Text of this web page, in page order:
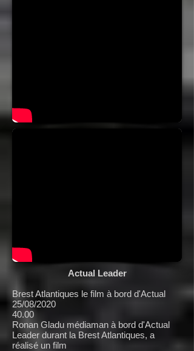
Actual Leader
Brest Atlantiques le film à bord d'Actual
25/08/2020
40.00
Ronan Gladu médiaman à bord d'Actual
Leader durant la Brest Atlantiques, a
réalisé un film